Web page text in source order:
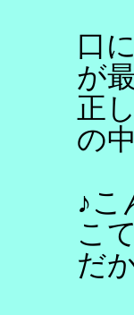
口
が
正
の
♪こ
こ
だ